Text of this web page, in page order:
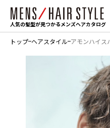
人気の髪型が見つかるメンズヘアカタログ
トップ ヘアスタイル アモンハイス